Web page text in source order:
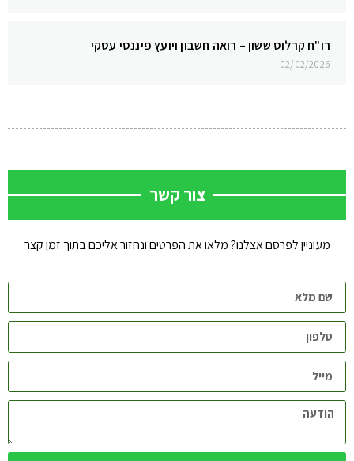
רו"ח קרלוס ששון – רואה חשבון ויועץ פיננסי עסקי
02/02/2026
צור קשר
מעוניין לפרסם אצלנו? מלאו את הפרטים ונחזור אליכם בתוך זמן קצר